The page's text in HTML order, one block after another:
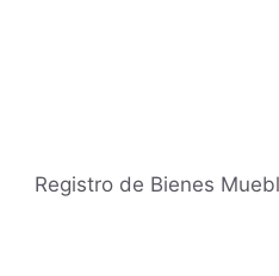
Registro de Bienes